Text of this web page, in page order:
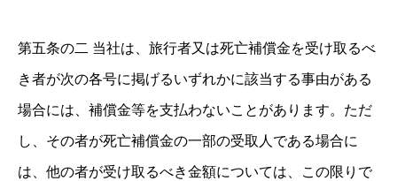
第五条の二 当社は、旅行者又は死亡補償金を受け取るべ
き者が次の各号に掲げるいずれかに該当する事由がある
場合には、補償金等を支払わないことがあります。ただ
し、その者が死亡補償金の一部の受取人である場合に
は、他の者が受け取るべき金額については、この限りで